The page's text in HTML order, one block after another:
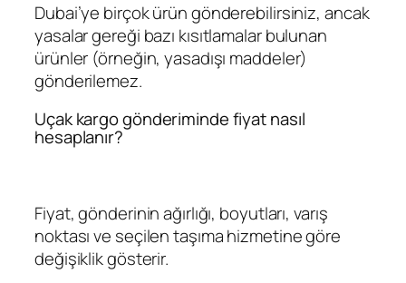
Dubai’ye birçok ürün gönderebilirsiniz, ancak
yasalar gereği bazı kısıtlamalar bulunan
ürünler (örneğin, yasadışı maddeler)
gönderilemez.
Uçak kargo gönderiminde fiyat nasıl
hesaplanır?
Fiyat, gönderinin ağırlığı, boyutları, varış
noktası ve seçilen taşıma hizmetine göre
değişiklik gösterir.